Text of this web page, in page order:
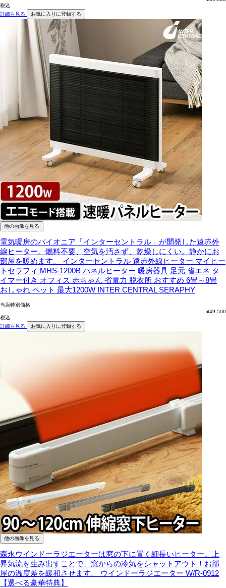
税込
詳細を見る
お気に入りに登録する
他の画像を見る
電気暖房のパイオニア「インターセントラル」が開発した遠赤外
線ヒーター。燃料不要、空気を汚さず、乾燥しにくい。静かにお
部屋を暖めます。
インターセントラル 遠赤外線ヒーター マイヒー
トセラフィ MHS-1200B パネルヒーター 暖房器具 足元 省エネ タ
イマー付き オフィス 赤ちゃん 省電力 脱衣所 おすすめ 6畳～8畳
おしゃれ ペット 最大1200W INTER CENTRAL SERAPHY
当店特別価格
¥49,500
税込
詳細を見る
お気に入りに登録する
他の画像を見る
森永ウインドーラジエーターは窓の下に置く細長いヒーター。上
昇気流を生み出すことで、窓からの冷気をシャットアウト！お部
屋の温度差を緩和させます。
ウインドーラジエーター W/R-0912
【選べる豪華特典】